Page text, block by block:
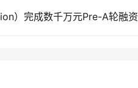
）完成数千万元Pre-A轮融资